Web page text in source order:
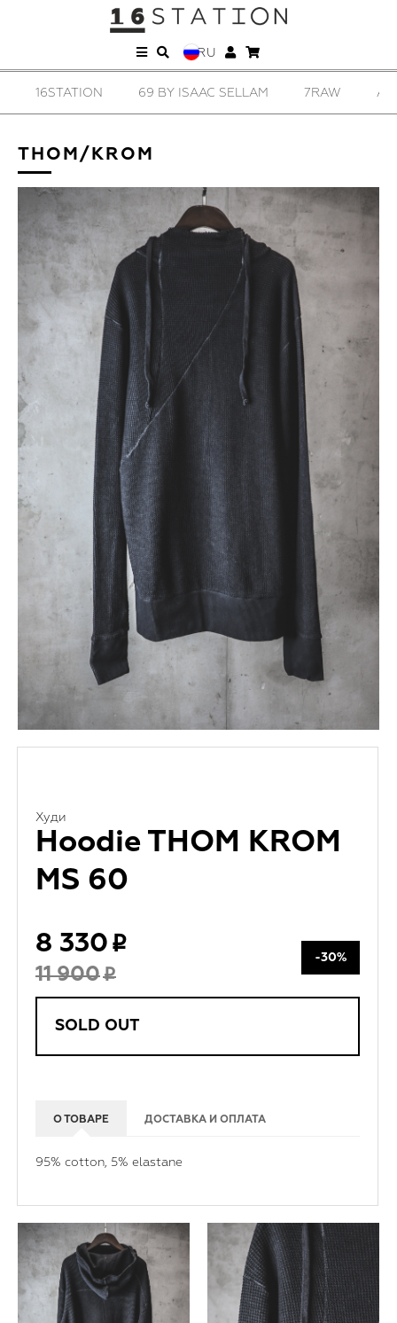
RU
16STATION 69 BY ISAAC SELLAM 7RAW
THOM/KROM
Худи
Hoodie THOM KROM
MS 60
8 330
11 900
-30%
SOLD OUT
О ТОВАРЕ ДОСТАВКА И ОПЛАТА
95% cotton, 5% elastane